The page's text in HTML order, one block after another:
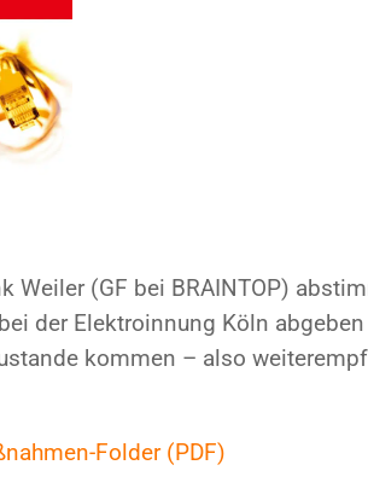
Weiler (GF bei BRAINTOP)
der Elektroinnung Köln
kommen – also
Folder (PDF)